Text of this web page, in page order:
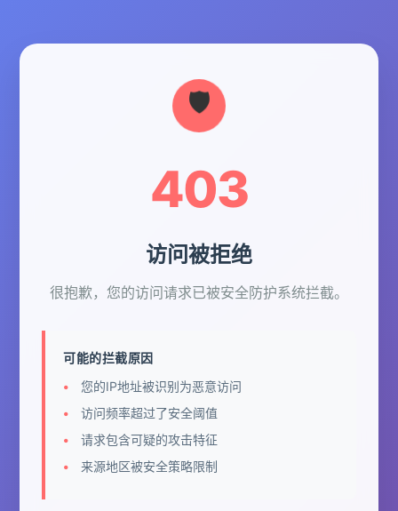
403
访问被拒绝
很抱歉，您的访问请求已被安全防护系统拦截。
可能的拦截原因
您的IP地址被识别为恶意访问
访问频率超过了安全阈值
请求包含可疑的攻击特征
来源地区被安全策略限制